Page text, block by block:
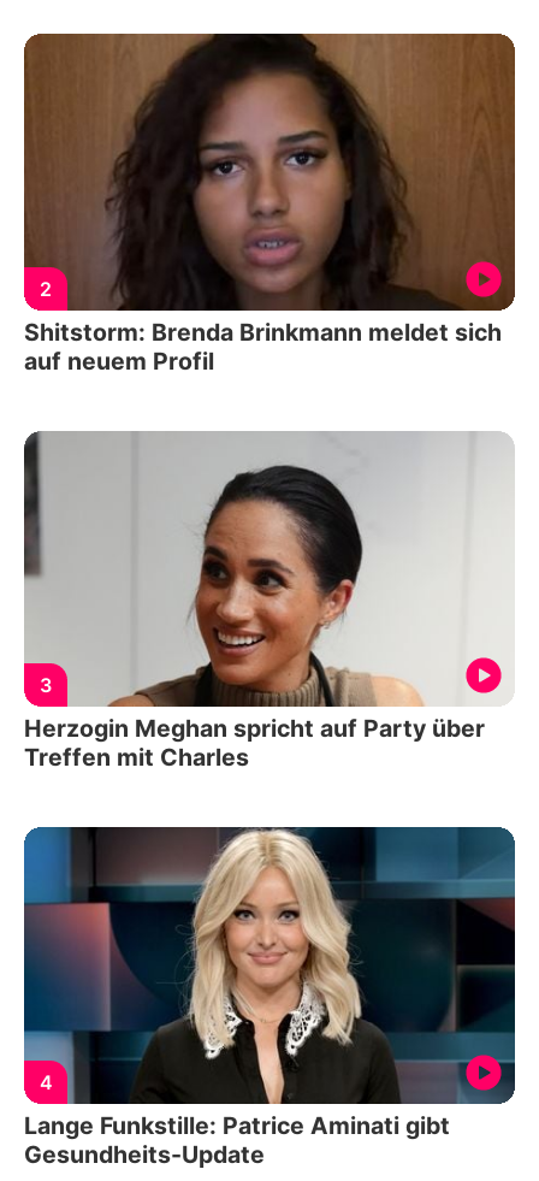
2
Shitstorm: Brenda Brinkmann meldet sich
auf neuem Profil
3
Herzogin Meghan spricht auf Party über
Treffen mit Charles
4
Lange Funkstille: Patrice Aminati gibt
Gesundheits-Update